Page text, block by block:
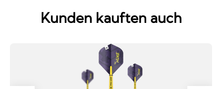
Kunden kauften auch